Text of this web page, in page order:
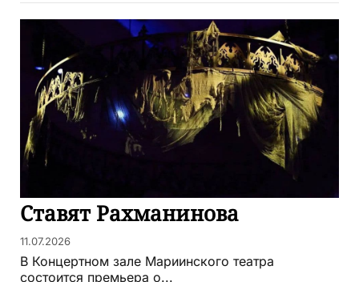
Ставят Рахманинова
11.07.2026
В Концертном зале Мариинского театра
состоится премьера о...